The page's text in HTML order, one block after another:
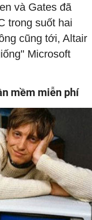
và Gates đã
trong suốt hai
cũng tới, Altair
Microsoft
mềm miễn phí